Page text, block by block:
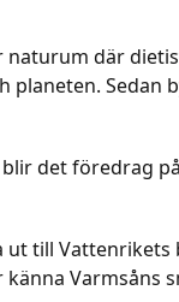
där
planeten. Sedan
det föredrag
till Vattenrikets
Varmsåns